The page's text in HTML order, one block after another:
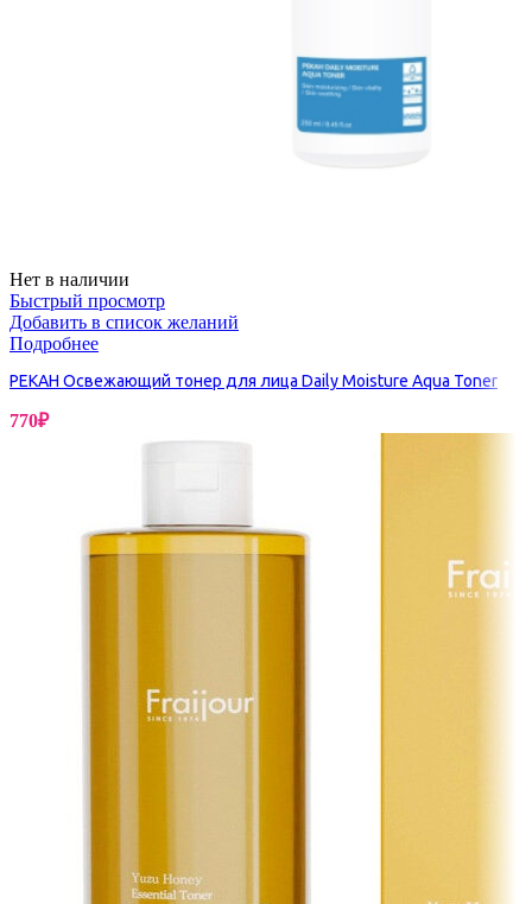
Нет в наличии
Быстрый просмотр
Добавить в список желаний
Подробнее
PEKAH Освежающий тонер для лица Daily Moisture Aqua Toner
770₽